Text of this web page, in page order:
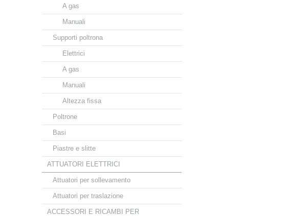
A gas
Manuali
Supporti poltrona
Elettrici
A gas
Manuali
Altezza fissa
Poltrone
Basi
Piastre e slitte
ATTUATORI ELETTRICI
Attuatori per sollevamento
Attuatori per traslazione
ACCESSORI E RICAMBI PER